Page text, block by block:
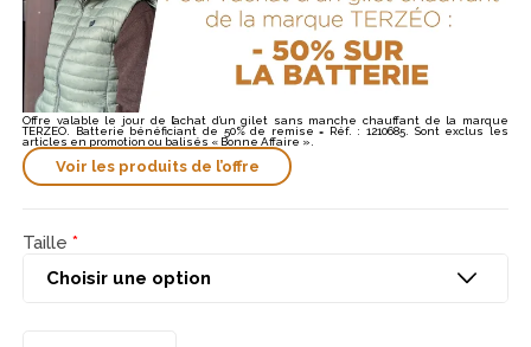
Offre valable le jour de l’achat d’un gilet sans manche chauffant de la marque
TERZEO. Batterie bénéficiant de 50% de remise = Réf. : 1210685. Sont exclus les
articles en promotion ou balisés « Bonne Affaire ».
Voir les produits de l’offre
Taille